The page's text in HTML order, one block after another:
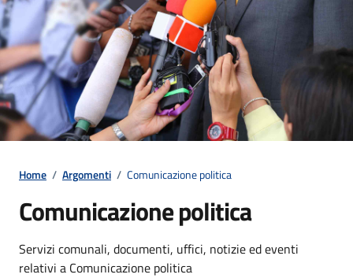
Home / Argomenti / Comunicazione politica
Comunicazione politica
Dettagli dell'argomento
Servizi comunali, documenti, uffici, notizie ed eventi
relativi a Comunicazione politica